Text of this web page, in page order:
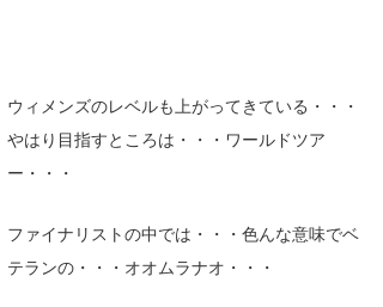
ウィメンズのレベルも上がってきている・・・
やはり目指すところは・・・ワールドツア
ー・・・
ファイナリストの中では・・・色んな意味でベ
テランの・・・オオムラナオ・・・